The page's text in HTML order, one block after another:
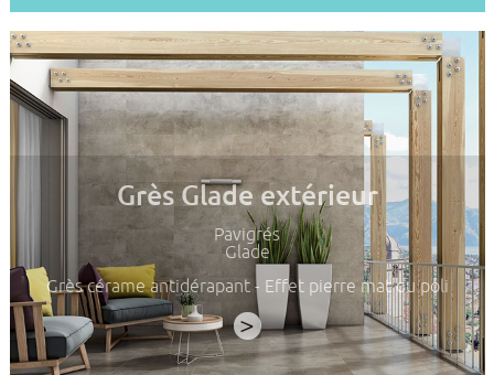
Grès Glade extérieur
Pavigrés
Glade
Grès cérame antidérapant - Effet pierre mat ou poli
>